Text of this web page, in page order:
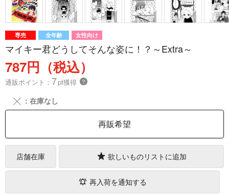
専売 全年齢 女性向け
マイキー君どうしてそんな姿に！？～Extra～
787円（税込）
通販ポイント： 7pt獲得 ？
╳ ：在庫なし
再販希望
店舗在庫 欲しいものリストに追加
再入荷を通知する